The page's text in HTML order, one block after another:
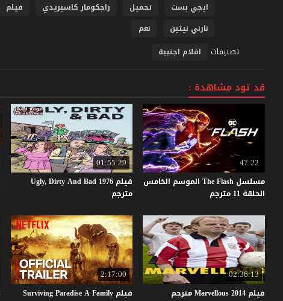
ايجي بست
تحميل راجكومار كاسيريدي فيلم
نارني نيثين
نعم
تصنيفات افلام اجنبية
قد تود مشاهدة :
47:22
مسلسل The Flash الموسم الخامس
الحلقة 11 مترجم
01:55:29
فيلم Ugly, Dirty And Bad 1976
مترجم
02:36:13
فيلم Marvellous2014 مترجم
2:17:00
فيلم Surviving Paradise A Family